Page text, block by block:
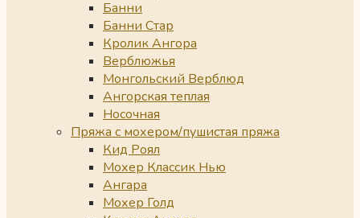
Банни
Банни Стар
Кролик Ангора
Верблюжья
Монгольский Верблюд
Ангорская теплая
Носочная
Пряжа с мохером/пушистая пряжа
Кид Роял
Мохер Классик Нью
Ангара
Мохер Голд